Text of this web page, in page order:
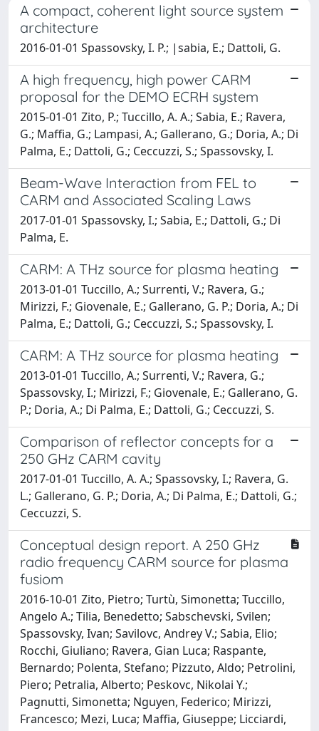
A compact, coherent light source system
architecture
2016-01-01 Spassovsky, I. P.; |sabia, E.; Dattoli, G.
A high frequency, high power CARM
proposal for the DEMO ECRH system
2015-01-01 Zito, P.; Tuccillo, A. A.; Sabia, E.; Ravera,
G.; Maffia, G.; Lampasi, A.; Gallerano, G.; Doria, A.; Di
Palma, E.; Dattoli, G.; Ceccuzzi, S.; Spassovsky, I.
Beam-Wave Interaction from FEL to
CARM and Associated Scaling Laws
2017-01-01 Spassovsky, I.; Sabia, E.; Dattoli, G.; Di
Palma, E.
CARM: A THz source for plasma heating
2013-01-01 Tuccillo, A.; Surrenti, V.; Ravera, G.;
Mirizzi, F.; Giovenale, E.; Gallerano, G. P.; Doria, A.; Di
Palma, E.; Dattoli, G.; Ceccuzzi, S.; Spassovsky, I.
CARM: A THz source for plasma heating
2013-01-01 Tuccillo, A.; Surrenti, V.; Ravera, G.;
Spassovsky, I.; Mirizzi, F.; Giovenale, E.; Gallerano, G.
P.; Doria, A.; Di Palma, E.; Dattoli, G.; Ceccuzzi, S.
Comparison of reflector concepts for a
250 GHz CARM cavity
2017-01-01 Tuccillo, A. A.; Spassovsky, I.; Ravera, G.
L.; Gallerano, G. P.; Doria, A.; Di Palma, E.; Dattoli, G.;
Ceccuzzi, S.
Conceptual design report. A 250 GHz
radio frequency CARM source for plasma
fusiom
2016-10-01 Zito, Pietro; Turtù, Simonetta; Tuccillo,
Angelo A.; Tilia, Benedetto; Sabschevski, Svilen;
Spassovsky, Ivan; Savilovc, Andrey V.; Sabia, Elio;
Rocchi, Giuliano; Ravera, Gian Luca; Raspante,
Bernardo; Polenta, Stefano; Pizzuto, Aldo; Petrolini,
Piero; Petralia, Alberto; Peskovc, Nikolai Y.;
Pagnutti, Simonetta; Nguyen, Federico; Mirizzi,
Francesco; Mezi, Luca; Maffia, Giuseppe; Licciardi,